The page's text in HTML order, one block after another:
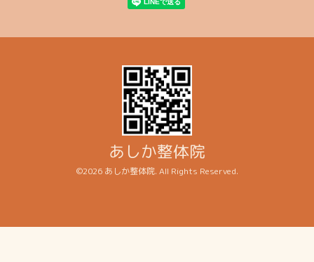
あしか整体院
©2026 あしか整体院. All Rights Reserved.